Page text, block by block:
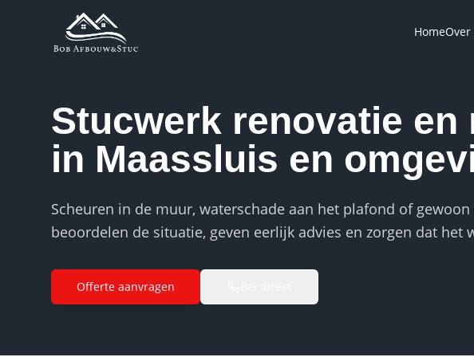
HomeOver
Stucwerk renovatie en
in Maassluis en
Scheuren in de muur, waterschade aan het plafond of
beoordelen de situatie, geven eerlijk advies en zorgen dat het
Offerte aanvragen